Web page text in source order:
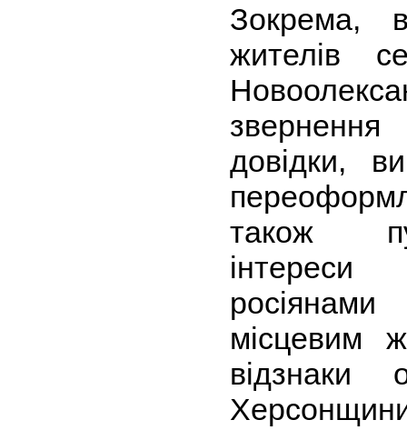
Зокрема,
жителів
довідки,
також
інтереси
місцевим
відзнаки